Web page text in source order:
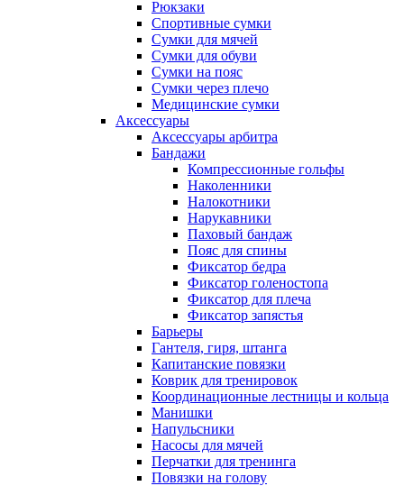
Рюкзаки
Спортивные сумки
Сумки для мячей
Сумки для обуви
Сумки на пояс
Сумки через плечо
Медицинские сумки
Аксессуары
Аксессуары арбитра
Бандажи
Компрессионные гольфы
Наколенники
Налокотники
Нарукавники
Паховый бандаж
Пояс для спины
Фиксатор бедра
Фиксатор голеностопа
Фиксатор для плеча
Фиксатор запястья
Барьеры
Гантеля, гиря, штанга
Капитанские повязки
Коврик для тренировок
Координационные лестницы и кольца
Манишки
Напульсники
Насосы для мячей
Перчатки для тренинга
Повязки на голову